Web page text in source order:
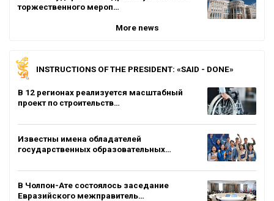
торжественного мероп…
More news
INSTRUCTIONS OF THE PRESIDENT: «SAID - DONE»
В 12 регионах реализуется масштабный
проект по строительств…
Известны имена обладателей
государственных образовательных…
В Чолпон-Ате состоялось заседание
Евразийского межправитель…